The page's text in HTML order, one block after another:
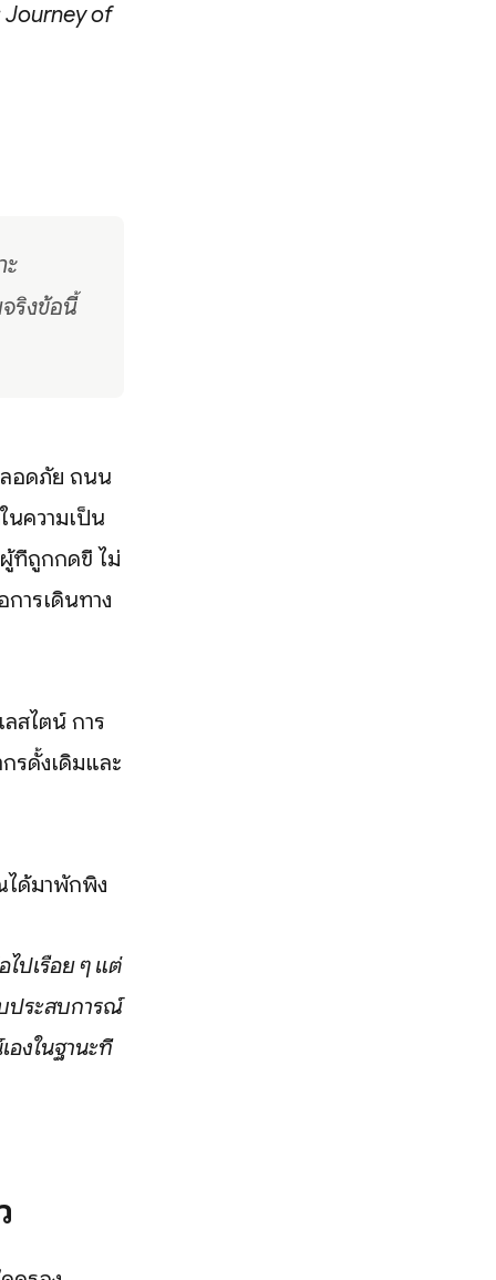
Journey of
ะ
ริงข้อนี้
ลอดภัย ถนน
ความเป็น
ที่ถูกกดขี่ ไม่
ารเดินทาง
ลสไตน์ การ
รดั้งเดิมและ
ด้มาพักพิง
ไปเรื่อย ๆ แต่
ประสบการณ์
องในฐานะที่